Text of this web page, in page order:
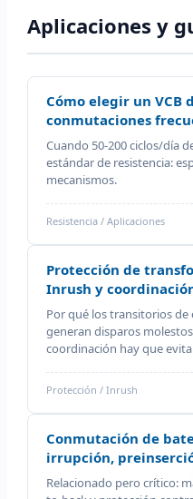
Aplicaciones y
Cómo elegir un VCB
conmutaciones
Cuando 50-200 ciclos/día
estándar de resistencia:
mecanismos.
Resistencia / Aplicaciones
Protección de
Inrush y
Por qué los transitorios
generan disparos
coordinación hay que
Protección / Inrush
Conmutación de
irrupción,
Relacionado pero crítico: